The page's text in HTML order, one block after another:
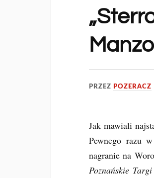
PRZEZ POZERACZ
Jak mawiali
Pewnego razu
nagranie na
Poznańskie